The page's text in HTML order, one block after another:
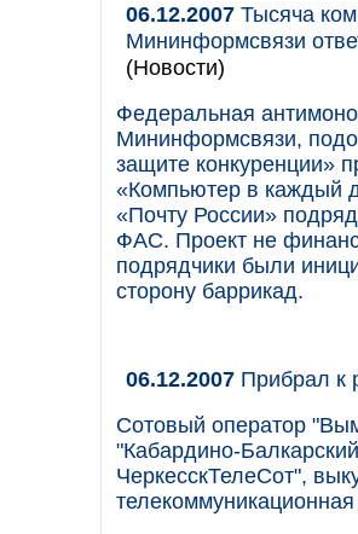
06.12.2007 Тысяча
Мининформсвязи
(Новости)
Федеральная
Мининформсвязи,
защите конкуренции»
«Компьютер в каждый
«Почту России»
ФАС. Проект не
подрядчики были
сторону баррикад.
06.12.2007 Прибрал к
Сотовый оператор
"Кабардино-
ЧеркесскТелеСот",